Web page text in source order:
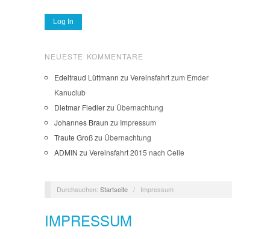
NEUESTE KOMMENTARE
Edeltraud Lüttmann zu Vereinsfahrt zum Emder
Kanuclub
Dietmar Fiedlerzu Übernachtung
Johannes Braun zu Impressum
Traute Großzu Übernachtung
ADMIN zu Vereinsfahrt 2015 nach Celle
Durchsuchen: Startseite / Impressum
IMPRESSUM